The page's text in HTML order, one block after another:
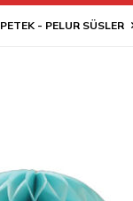
PETEK - PELUR SÜSLER